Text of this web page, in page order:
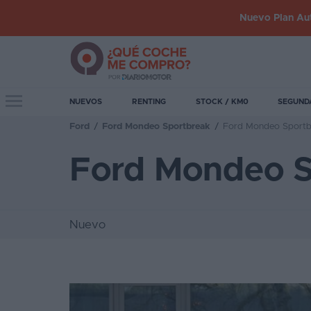
Nuevo Plan
NUEVOS RENTING STOCK / KM0
Ford / Ford Mondeo Sportbreak / Ford Mondeo
Ford Mondeo
Nuevo